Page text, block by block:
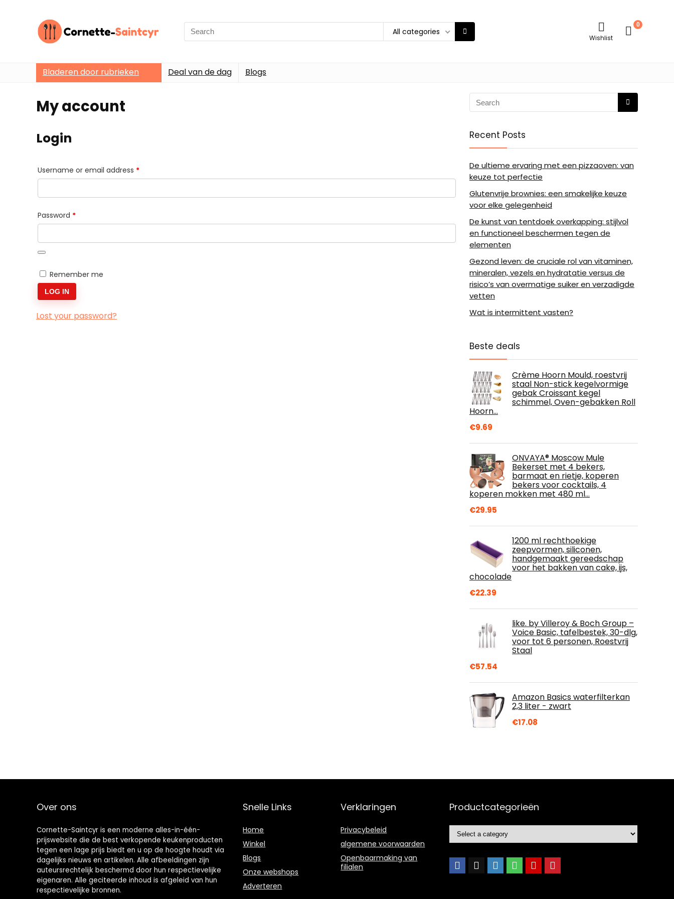
Search
for:
All categories
Wishlist
0
Bladeren door rubrieken Deal van de dag Blogs
My account
Login
Username or email address *Required
Password *Required
Remember me
LOG IN
Lost your password?
Recent Posts
De ultieme ervaring met een pizzaoven: van
keuze tot perfectie
Glutenvrije brownies: een smakelijke keuze
voor elke gelegenheid
De kunst van tentdoek overkapping: stijlvol
en functioneel beschermen tegen de
elementen
Gezond leven: de cruciale rol van vitaminen,
mineralen, vezels en hydratatie versus de
risico’s van overmatige suiker en verzadigde
vetten
Wat is intermittent vasten?
Beste deals
Crème Hoorn Mould, roestvrij
staal Non-stick kegelvormige
gebak Croissant kegel
schimmel, Oven-gebakken Roll
Hoorn…
€9.69
ONVAYA® Moscow Mule
Bekerset met 4 bekers,
barmaat en rietje, koperen
bekers voor cocktails, 4
koperen mokken met 480 ml…
€29.95
1200 ml rechthoekige
zeepvormen, siliconen,
handgemaakt gereedschap
voor het bakken van cake, ijs,
chocolade
€22.39
like. by Villeroy & Boch Group –
Voice Basic, tafelbestek, 30-dlg,
voor tot 6 personen, Roestvrij
Staal
€57.54
Amazon Basics waterfilterkan
2,3 liter - zwart
€17.08
Over ons
Cornette-Saintcyr is een moderne alles-in-één-
prijswebsite die de best verkopende keukenproducten
tegen een lage prijs biedt en u op de hoogte houdt via
dagelijks nieuws en artikelen. Alle afbeeldingen zijn
auteursrechtelijk beschermd door hun respectievelijke
eigenaren. Alle geciteerde inhoud is afgeleid van hun
respectievelijke bronnen.
Snelle Links
Home
Winkel
Blogs
Onze webshops
Adverteren
Verklaringen
Privacybeleid
algemene voorwaarden
Openbaarmaking van
filialen
Productcategorieën